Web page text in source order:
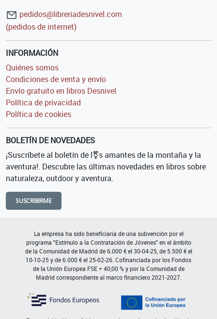
pedidos@libreriadesnivel.com
(pedidos de internet)
INFORMACIÓN
Quiénes somos
Condiciones de venta y envío
Envío gratuito en libros Desnivel
Política de privacidad
Política de cookies
BOLETÍN DE NOVEDADES
¡Suscríbete al boletín de l⚧s amantes de la montaña y la
aventura!. Descubre las últimas novedades en libros sobre
naturaleza, outdoor y aventura.
SUSCRIBIRME
La empresa ha sido beneficiaria de una subvención por el
programa "Estímulo a la Contratación de Jóvenes" en el ámbito
de la Comunidad de Madrid de 6.000 € el 30-04-25, de 5.500 € el
10-10-25 y de 6.000 € el 25-02-26. Cofinanciada por los Fondos
de la Unión Europea FSE + 40,00 % y por la Comunidad de
Madrid correspondiente al marco financiero 2021-2027.